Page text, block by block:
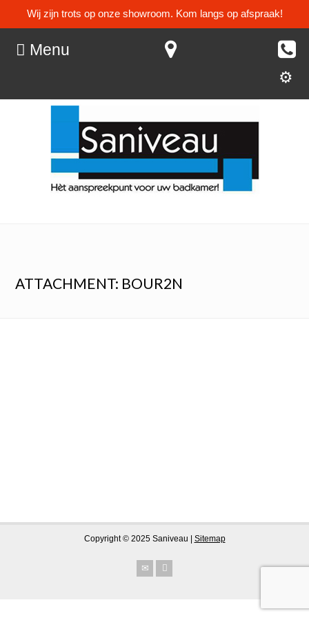
Wij zijn trots op onze showroom. Kom langs op afspraak!
Menu
ATTACHMENT: BOUR2N
Copyright © 2025 Saniveau | Sitemap